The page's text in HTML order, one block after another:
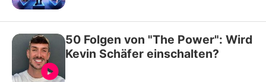
50 Folgen von "The Power": Wird
Kevin Schäfer einschalten?